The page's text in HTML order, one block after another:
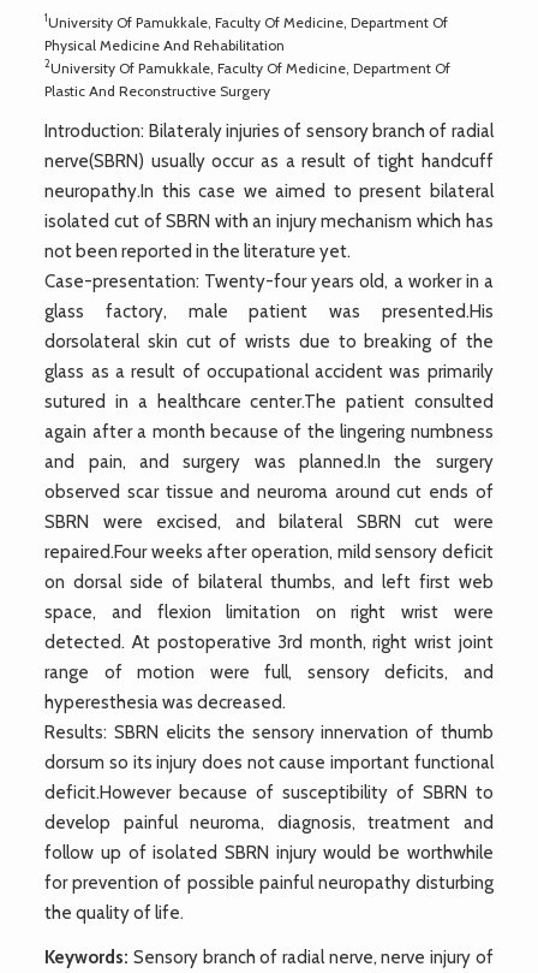
1University Of Pamukkale, Faculty Of Medicine, Department Of
Physical Medicine And Rehabilitation
2University Of Pamukkale, Faculty Of Medicine, Department Of
Plastic And Reconstructive Surgery
Introduction: Bilateraly injuries of sensory branch of radial
nerve(SBRN) usually occur as a result of tight handcuff
neuropathy.In this case we aimed to present bilateral
isolated cut of SBRN with an injury mechanism which has
not been reported in the literature yet.
Case-presentation: Twenty-four years old, a worker in a
glass factory, male patient was presented.His
dorsolateral skin cut of wrists due to breaking of the
glass as a result of occupational accident was primarily
sutured in a healthcare center.The patient consulted
again after a month because of the lingering numbness
and pain, and surgery was planned.In the surgery
observed scar tissue and neuroma around cut ends of
SBRN were excised, and bilateral SBRN cut were
repaired.Four weeks after operation, mild sensory deficit
on dorsal side of bilateral thumbs, and left first web
space, and flexion limitation on right wrist were
detected. At postoperative 3rd month, right wrist joint
range of motion were full, sensory deficits, and
hyperesthesia was decreased.
Results: SBRN elicits the sensory innervation of thumb
dorsum so its injury does not cause important functional
deficit.However because of susceptibility of SBRN to
develop painful neuroma, diagnosis, treatment and
follow up of isolated SBRN injury would be worthwhile
for prevention of possible painful neuropathy disturbing
the quality of life.
Keywords: Sensory branch of radial nerve, nerve injury of